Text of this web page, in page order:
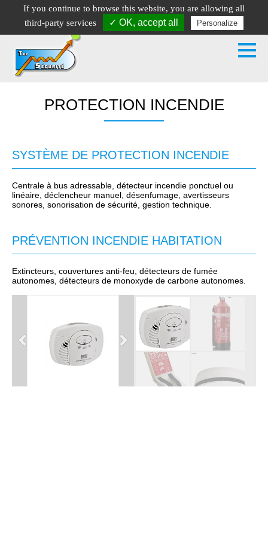
01.64.28.37.94
06.11.27.35.80
90, route de Fontainebleau - 77630 ARBONNE-LA-FORET
PROTECTION INCENDIE
SYSTÈME DE PROTECTION INCENDIE
Centrale à bus adressable, détecteur incendie ponctuel ou
linéaire, déclencheur manuel, désenfumage, avertisseurs
sonores, sonorisation de sécurité, gestion technique.
PRÉVENTION INCENDIE HABITATION
Extincteurs, couvertures anti-feu, détecteurs de fumée
autonomes, détecteurs de monoxyde de carbone autonomes.
If you continue to browse this website, you are allowing all
third-party services
✓ OK, accept all Personalize